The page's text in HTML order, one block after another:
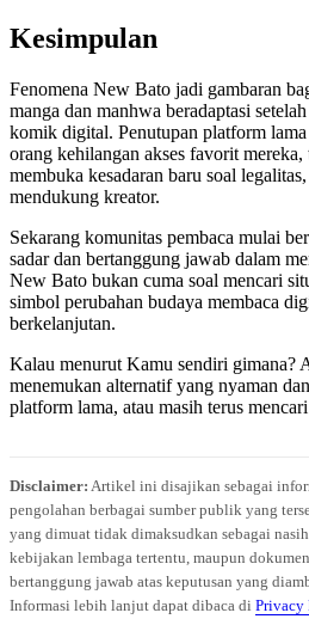
Kesimpulan
Fenomena New Bato jadi gambaran
manga dan manhwa beradaptasi
komik digital. Penutupan platform
orang kehilangan akses favorit mereka,
membuka kesadaran baru soal
mendukung kreator.
Sekarang komunitas pembaca mulai
sadar dan bertanggung jawab dalam
New Bato bukan cuma soal mencari
simbol perubahan budaya membaca
berkelanjutan.
Kalau menurut Kamu sendiri gimana?
menemukan alternatif yang nyaman
platform lama, atau masih terus
Disclaimer: Artikel ini disajikan sebagai
pengolahan berbagai sumber publik yang
yang dimuat tidak dimaksudkan sebagai
kebijakan lembaga tertentu, maupun
bertanggung jawab atas keputusan yang
Informasi lebih lanjut dapat dibaca di Privacy